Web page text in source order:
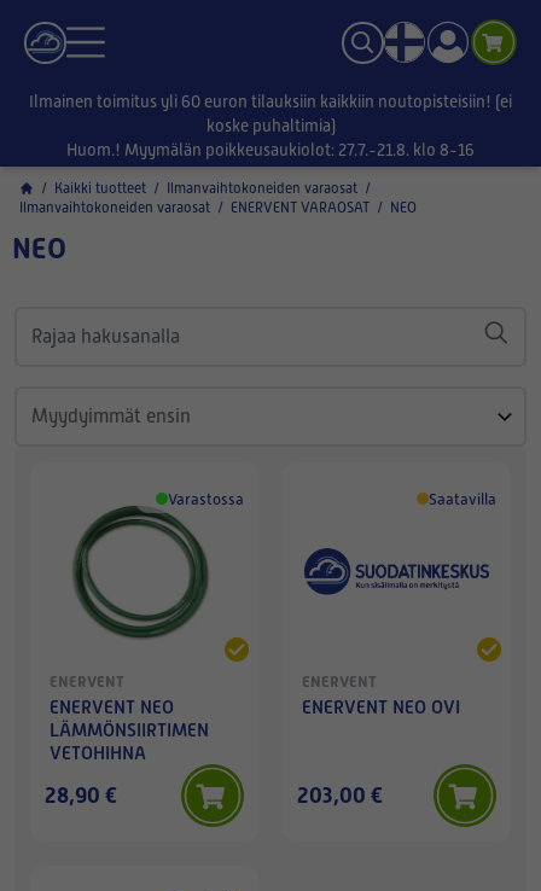
Ilmainen toimitus yli 60 euron tilauksiin kaikkiin noutopisteisiin! (ei
koske puhaltimia)
Huom.! Myymälän poikkeusaukiolot: 27.7.-21.8. klo 8-16
/ Kaikki tuotteet / Ilmanvaihtokoneiden varaosat /
Ilmanvaihtokoneiden varaosat / ENERVENT VARAOSAT / NEO
NEO
Varastossa
ENERVENT
ENERVENT NEO
LÄMMÖNSIIRTIMEN
VETOHIHNA
28,90 €
Saatavilla
ENERVENT
ENERVENT NEO OVI
203,00 €